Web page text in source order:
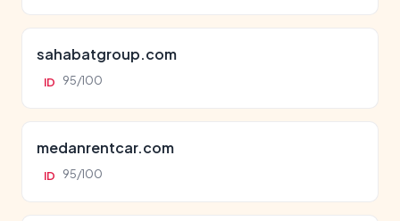
sahabatgroup.com
ID 95/100
medanrentcar.com
ID 95/100